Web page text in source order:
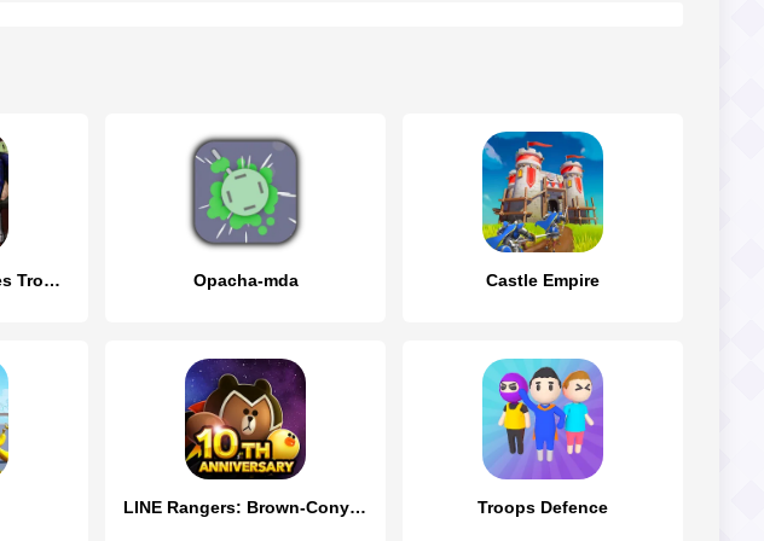
Warfare 1917 Trenches Troops Opacha-mda Castle Empire
LINE Rangers: Brown-Cony Wars! Troops Defence